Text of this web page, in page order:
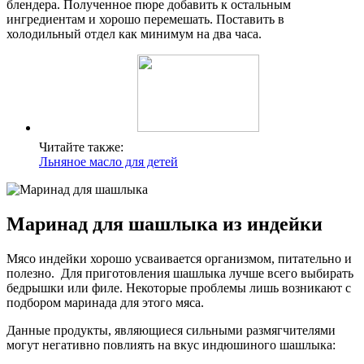
блендера. Полученное пюре добавить к остальным
ингредиентам и хорошо перемешать. Поставить в
холодильный отдел как минимум на два часа.
Читайте также:
Льняное масло для детей
Маринад для шашлыка из индейки
Мясо индейки хорошо усваивается организмом, питательно и
полезно. Для приготовления шашлыка лучше всего выбирать
бедрышки или филе. Некоторые проблемы лишь возникают с
подбором маринада для этого мяса.
Данные продукты, являющиеся сильными размягчителями
могут негативно повлиять на вкус индюшиного шашлыка: